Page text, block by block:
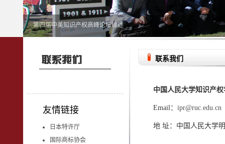
第四届中美知识产权高峰论坛综述
友情链接
日本特许厅
国际商标协会
联系我们
中国人民大学知识产权
Email： ipr@ruc.edu.cn
地 址：中国人民大学